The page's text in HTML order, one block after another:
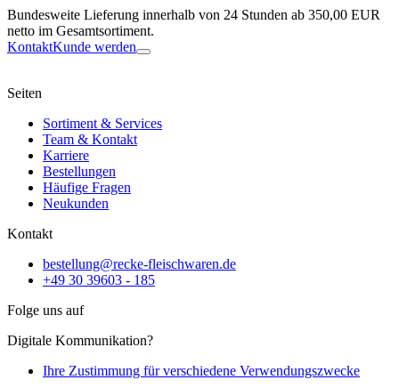
Bundesweite Lieferung innerhalb von 24 Stunden ab 350,00 EUR
netto im Gesamtsortiment.
KontaktKunde werden
Seiten
Sortiment & Services
Team & Kontakt
Karriere
Bestellungen
Häufige Fragen
Neukunden
Kontakt
bestellung@recke-fleischwaren.de
+49 30 39603 - 185
Folge uns auf
Digitale Kommunikation?
Ihre Zustimmung für verschiedene Verwendungszwecke